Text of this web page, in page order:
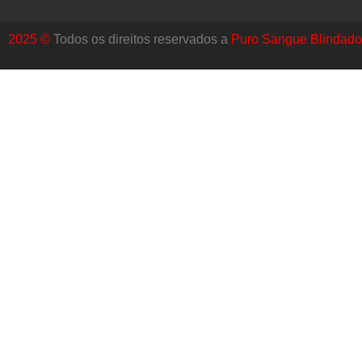
2025 © Todos os direitos reservados a Puro Sangue